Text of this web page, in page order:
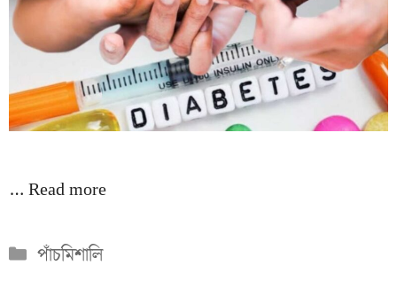
…Read more
Categories
পাঁচমিশালি